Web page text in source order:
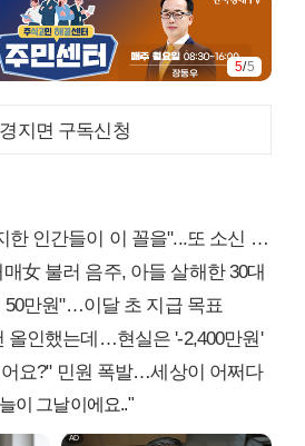
5/5
지면 구독신청
인간들이 이 꼴을"...또 소신 발언
女 불러 음주, 아들 살해한 30대
50만원"…이달 초 지급 목표
올인했는데…현실은 '-2,400만원'
요?" 민원 폭발…세상이 어쩌다
이 그날이에요.."